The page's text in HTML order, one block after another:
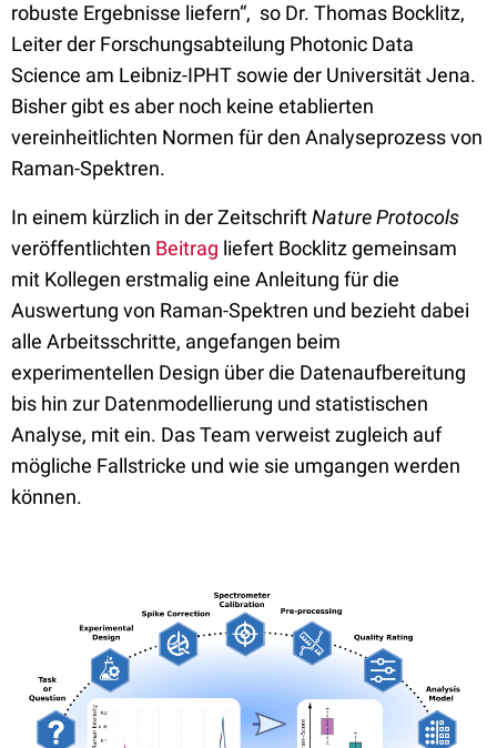
robuste Ergebnisse liefern“, so Dr. Thomas Bocklitz,
Leiter der Forschungsabteilung Photonic Data
Science am Leibniz-IPHT sowie der Universität Jena.
Bisher gibt es aber noch keine etablierten
vereinheitlichten Normen für den Analyseprozess von
Raman-Spektren.
In einem kürzlich in der ZeitschriftNature Protocols
veröffentlichten Beitrag liefert Bocklitz gemeinsam
mit Kollegen erstmalig eine Anleitung für die
Auswertung von Raman-Spektren und bezieht dabei
alle Arbeitsschritte, angefangen beim
experimentellen Design über die Datenaufbereitung
bis hin zur Datenmodellierung und statistischen
Analyse, mit ein. Das Team verweist zugleich auf
mögliche Fallstricke und wie sie umgangen werden
können.